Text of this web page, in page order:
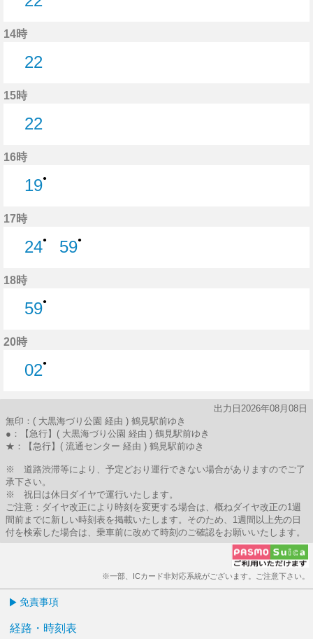
14時
22
15時
22
16時
19●
17時
24●
59●
18時
59●
20時
02●
出力日2026年08月08日
無印：( 大黒海づり公園 経由 ) 鶴見駅前ゆき
●：【急行】( 大黒海づり公園 経由 ) 鶴見駅前ゆき
★：【急行】( 流通センター 経由 ) 鶴見駅前ゆき
※ 道路渋滞等により、予定どおり運行できない場合がありますのでご了
承下さい。
※ 祝日は休日ダイヤで運行いたします。
ご注意：ダイヤ改正により時刻を変更する場合は、概ねダイヤ改正の1週
間前までに新しい時刻表を掲載いたします。そのため、1週間以上先の日
付を検索した場合は、乗車前に改めて時刻のご確認をお願いいたします。
※一部、ICカード非対応系統がございます。ご注意下さい。
免責事項
経路・時刻表